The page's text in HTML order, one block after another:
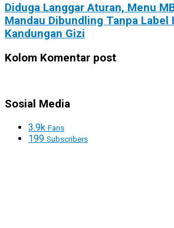
Diduga Langgar Aturan, Menu
Mandau Dibundling Tanpa Label
Kandungan Gizi
Kolom Komentar post
Sosial Media
3.9k Fans
199 Subscribers